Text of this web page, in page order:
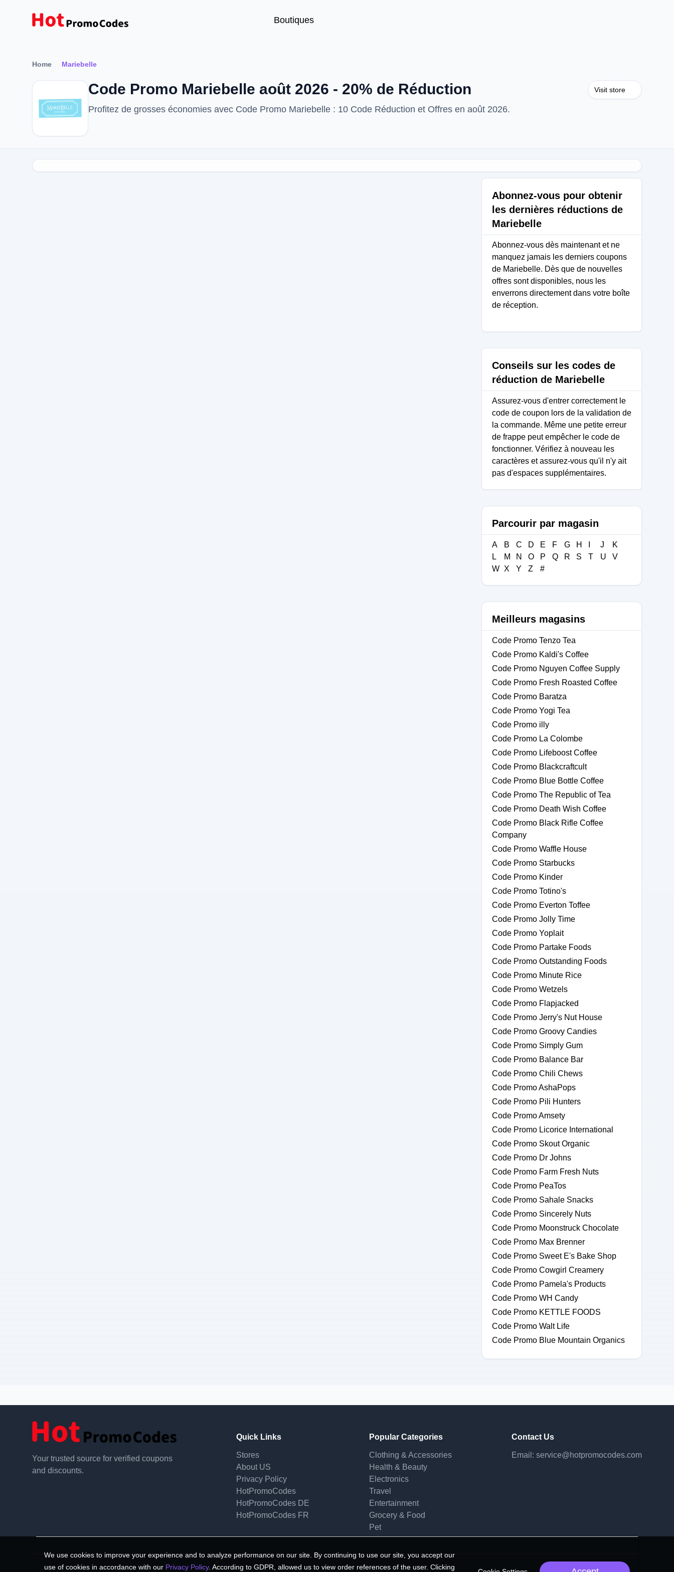
Boutiques
Home Mariebelle
Code Promo Mariebelle août 2026 - 20% de Réduction
Profitez de grosses économies avec Code Promo Mariebelle : 10 Code Réduction et Offres en août 2026.
Visit store
Abonnez-vous pour obtenir
les dernières réductions de
Mariebelle
Abonnez-vous dès maintenant et ne
manquez jamais les derniers coupons
de Mariebelle. Dès que de nouvelles
offres sont disponibles, nous les
enverrons directement dans votre boîte
de réception.
Conseils sur les codes de
réduction de Mariebelle
Assurez-vous d'entrer correctement le
code de coupon lors de la validation de
la commande. Même une petite erreur
de frappe peut empêcher le code de
fonctionner. Vérifiez à nouveau les
caractères et assurez-vous qu'il n'y ait
pas d'espaces supplémentaires.
Parcourir par magasin
A B C D E F G H J
K
L
M N O P Q R S T U
V
W X Y Z #
Meilleurs magasins
Code Promo Tenzo Tea
Code Promo Kaldi's Coffee
Code Promo Nguyen Coffee Supply
Code Promo Fresh Roasted Coffee
Code Promo Baratza
Code Promo Yogi Tea
Code Promo illy
Code Promo La Colombe
Code Promo Lifeboost Coffee
Code Promo Blackcraftcult
Code Promo Blue Bottle Coffee
Code Promo The Republic of Tea
Code Promo Death Wish Coffee
Code Promo Black Rifle Coffee
Company
Code Promo Waffle House
Code Promo Starbucks
Code Promo Kinder
Code Promo Totino's
Code Promo Everton Toffee
Code Promo Jolly Time
Code Promo Yoplait
Code Promo Partake Foods
Code Promo Outstanding Foods
Code Promo Minute Rice
Code Promo Wetzels
Code Promo Flapjacked
Code Promo Jerry's Nut House
Code Promo Groovy Candies
Code Promo Simply Gum
Code Promo Balance Bar
Code Promo Chili Chews
Code Promo AshaPops
Code Promo Pili Hunters
Code Promo Amsety
Code Promo Licorice International
Code Promo Skout Organic
Code Promo Dr Johns
Code Promo Farm Fresh Nuts
Code Promo PeaTos
Code Promo Sahale Snacks
Code Promo Sincerely Nuts
Code Promo Moonstruck Chocolate
Code Promo Max Brenner
Code Promo Sweet E's Bake Shop
Code Promo Cowgirl Creamery
Code Promo Pamela's Products
Code Promo WH Candy
Code Promo KETTLE FOODS
Code Promo Walt Life
Code Promo Blue Mountain Organics
Your trusted source for verified coupons
and discounts.
Quick Links
Stores
About US
Privacy Policy
HotPromoCodes
HotPromoCodes DE
HotPromoCodes FR
Popular Categories
Clothing & Accessories
Health & Beauty
Electronics
Travel
Entertainment
Grocery & Food
Pet
Contact Us
Email: service@hotpromocodes.com
We use cookies to improve your experience and to analyze performance on our site. By continuing to use our site, you accept our
use of cookies in accordance with our Privacy Policy. According to GDPR, allowed us to view order references of the user. Clicking